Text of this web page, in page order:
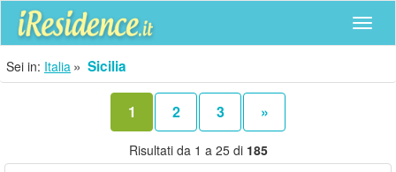
Sei in: Italia Sicilia
1 2 3 »
Risultati da 1 a 25 di 185